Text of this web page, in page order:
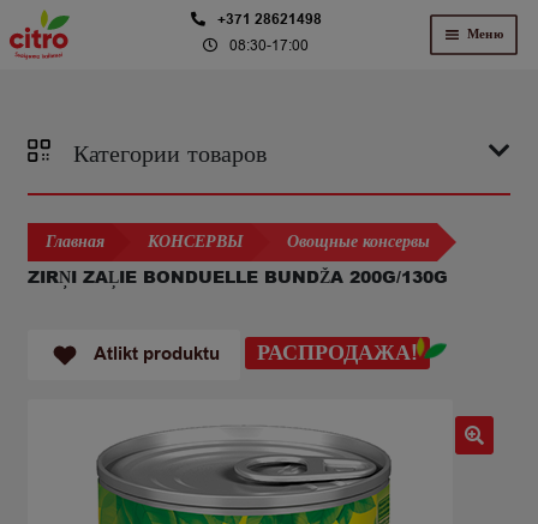
Перейти
Перейти
+371 28621498
08:30-17:00
Меню
Категории товаров
Главная КОНСЕРВЫ
Овощные консервы
ZIRŅI ZAĻIE BONDUELLE BUNDŽA 200G/130G
Atlikt produktu РАСПРОДАЖА!